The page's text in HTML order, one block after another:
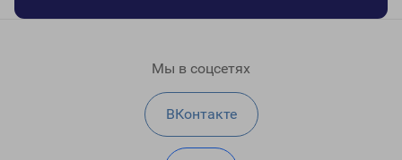
Мы в соцсетях
ВКонтакте